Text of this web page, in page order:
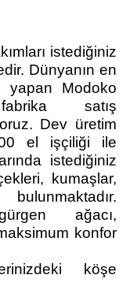
istediğiniz
Dünyanın en
yapan Modoko
satış
Dev üretim
el işçiliği ile
istediğiniz
kumaşlar,
ağacı,
konfor
köşe